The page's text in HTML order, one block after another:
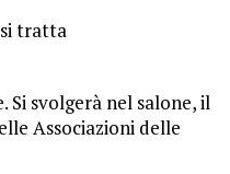
si tratta
Si svolgerà nel salone, il
Associazioni delle